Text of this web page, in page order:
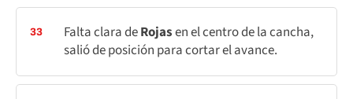
33 Falta clara deRojasen el centro de la cancha,
salió de posición para cortar el avance.